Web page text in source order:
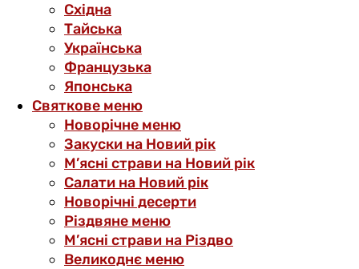
Східна
Тайська
Українська
Французька
Японська
Святкове меню
Новорічне меню
Закуски на Новий рік
М’ясні страви на Новий рік
Салати на Новий рік
Новорічні десерти
Різдвяне меню
М’ясні страви на Різдво
Великоднє меню